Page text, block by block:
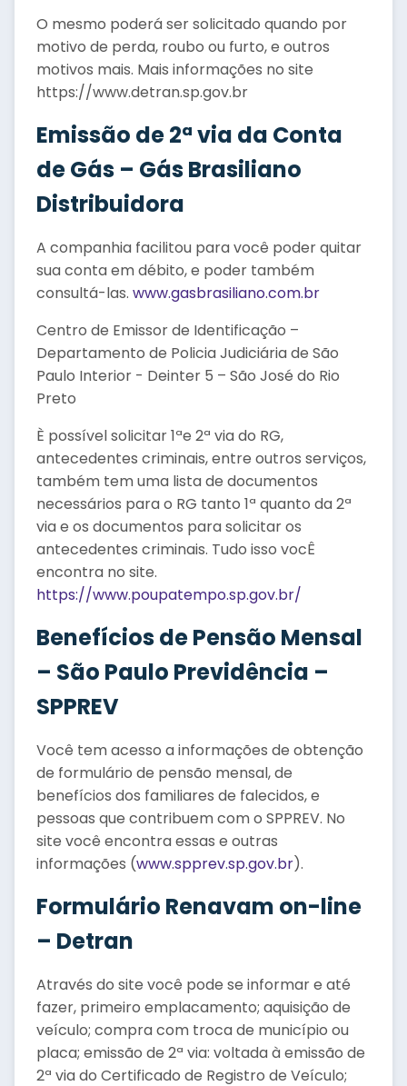
O mesmo poderá ser solicitado quando por
motivo de perda, roubo ou furto, e outros
motivos mais. Mais informações no site
https://www.detran.sp.gov.br
Emissão de 2ª via da Conta
de Gás – Gás Brasiliano
Distribuidora
A companhia facilitou para você poder quitar
sua conta em débito, e poder também
consultá-las. www.gasbrasiliano.com.br
Centro de Emissor de Identificação –
Departamento de Policia Judiciária de São
Paulo Interior - Deinter 5 – São José do Rio
Preto
È possível solicitar 1ªe 2ª via do RG,
antecedentes criminais, entre outros serviços,
também tem uma lista de documentos
necessários para o RG tanto 1ª quanto da 2ª
via e os documentos para solicitar os
antecedentes criminais. Tudo isso vocÊ
encontra no site.
https://www.poupatempo.sp.gov.br/
Benefícios de Pensão Mensal
– São Paulo Previdência –
SPPREV
Você tem acesso a informações de obtenção
de formulário de pensão mensal, de
benefícios dos familiares de falecidos, e
pessoas que contribuem com o SPPREV. No
site você encontra essas e outras
informações (www.spprev.sp.gov.br).
Formulário Renavam on-line
– Detran
Através do site você pode se informar e até
fazer, primeiro emplacamento; aquisição de
veículo; compra com troca de município ou
placa; emissão de 2ª via: voltada à emissão de
2ª via do Certificado de Registro de Veículo;